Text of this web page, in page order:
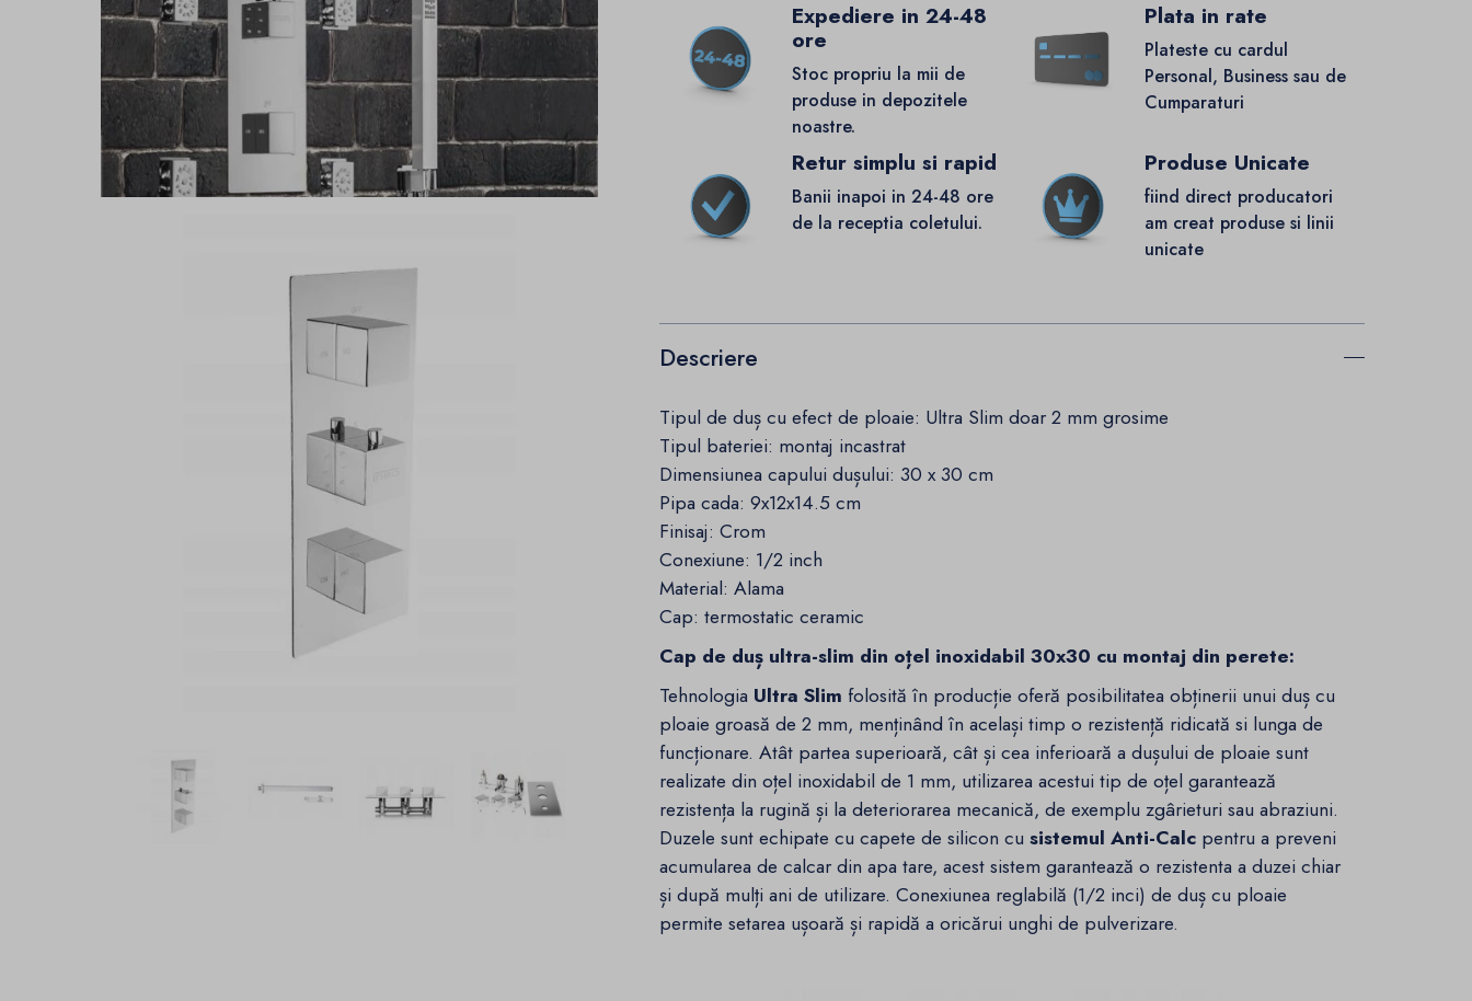
Expediere in 24-48
ore
Stoc propriu la mii de
produse in depozitele
noastre.
Plata in rate
Plateste cu cardul
Personal, Business sau de
Cumparaturi
Retur simplu si rapid
Banii inapoi in 24-48 ore
de la receptia coletului.
Produse Unicate
fiind direct producatori
am creat produse si linii
unicate
Descriere
Tipul de duș cu efect de ploaie: Ultra Slim doar 2 mm grosime
Tipul bateriei: montaj incastrat
Dimensiunea capului dușului: 30 x 30 cm
Pipa cada: 9x12x14.5 cm
Finisaj: Crom
Conexiune: 1/2 inch
Material: Alama
Cap: termostatic ceramic
Cap de duș ultra-slim din oțel inoxidabil 30x30 cu montaj din perete:
Tehnologia Ultra Slim folosită în producție oferă posibilitatea obținerii unui duș cu
ploaie groasă de 2 mm, menținând în același timp o rezistență ridicată si lunga de
funcționare. Atât partea superioară, cât și cea inferioară a dușului de ploaie sunt
realizate din oțel inoxidabil de 1 mm, utilizarea acestui tip de oțel garantează
rezistența la rugină și la deteriorarea mecanică, de exemplu zgârieturi sau abraziuni.
Duzele sunt echipate cu capete de silicon cu sistemul Anti-Calc pentru a preveni
acumularea de calcar din apa tare, acest sistem garantează o rezistenta a duzei chiar
și după mulți ani de utilizare. Conexiunea reglabilă (1/2 inci) de duș cu ploaie
permite setarea ușoară și rapidă a oricărui unghi de pulverizare.